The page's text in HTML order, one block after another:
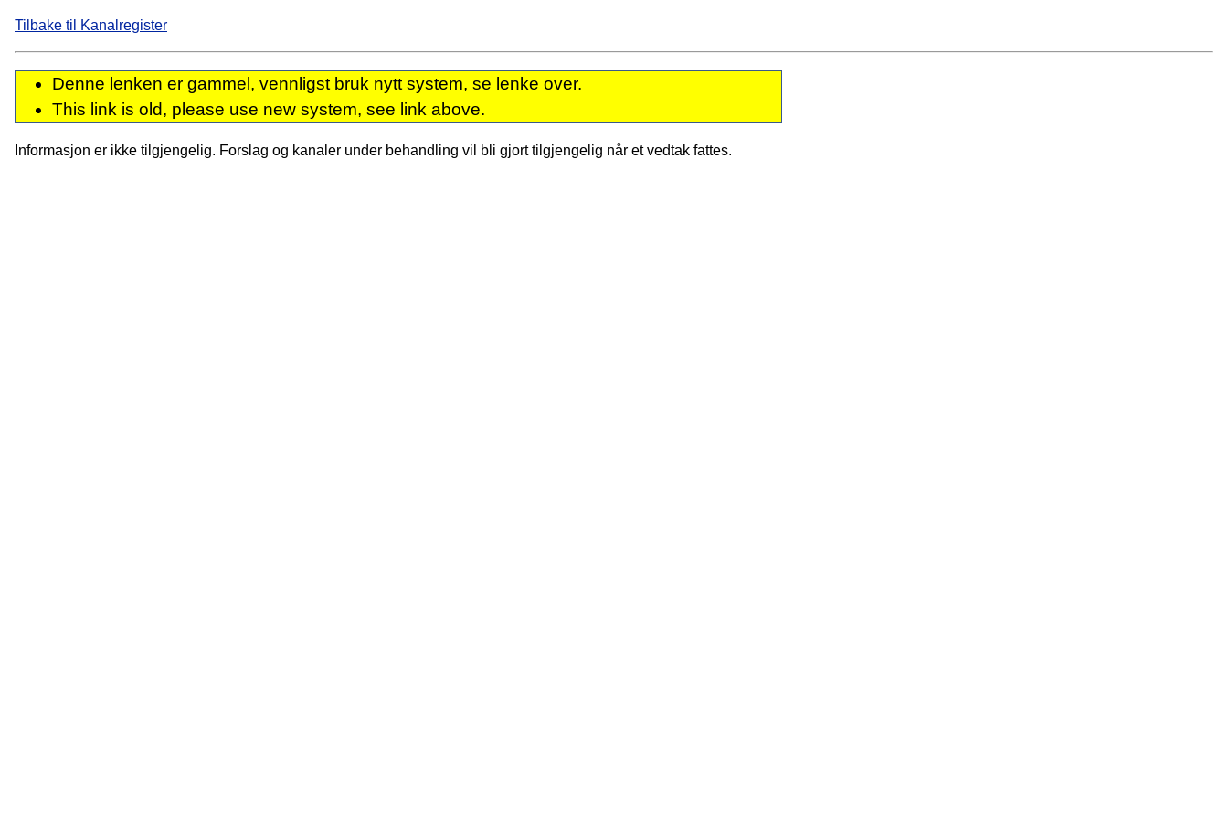
Tilbake til Kanalregister
Denne lenken er gammel, vennligst bruk nytt system, se lenke over.
This link is old, please use new system, see link above.
Informasjon er ikke tilgjengelig. Forslag og kanaler under behandling vil bli gjort tilgjengelig når et vedtak fattes.